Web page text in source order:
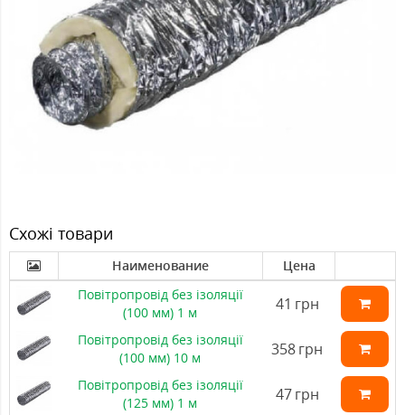
Схожі товари
Наименование
Цена
Повітропровід без ізоляції
(100 мм) 1 м
41 грн
Повітропровід без ізоляції
(100 мм) 10 м
358грн
Повітропровід без ізоляції
(125 мм) 1 м
47 грн